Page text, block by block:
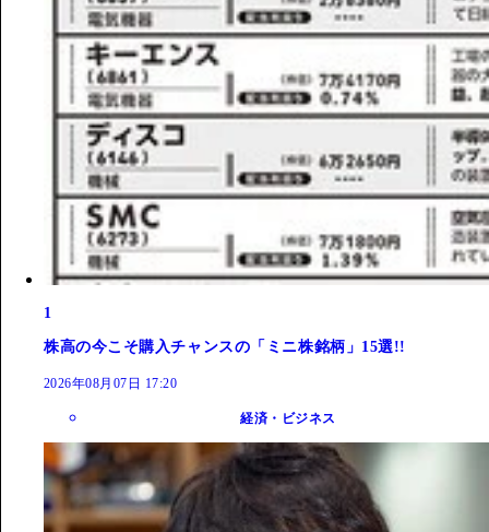
1
株高の今こそ購入チャンスの「ミニ株銘柄」15選!!
2026年08月07日 17:20
経済・ビジネス